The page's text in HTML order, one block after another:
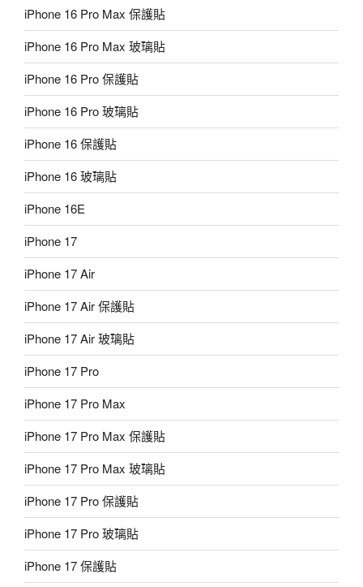
iPhone 16 Pro Max 保護貼
iPhone 16 Pro Max 玻璃貼
iPhone 16 Pro 保護貼
iPhone 16 Pro 玻璃貼
iPhone 16 保護貼
iPhone 16 玻璃貼
iPhone 16E
iPhone 17
iPhone 17 Air
iPhone 17 Air 保護貼
iPhone 17 Air 玻璃貼
iPhone 17 Pro
iPhone 17 Pro Max
iPhone 17 Pro Max 保護貼
iPhone 17 Pro Max 玻璃貼
iPhone 17 Pro 保護貼
iPhone 17 Pro 玻璃貼
iPhone 17 保護貼